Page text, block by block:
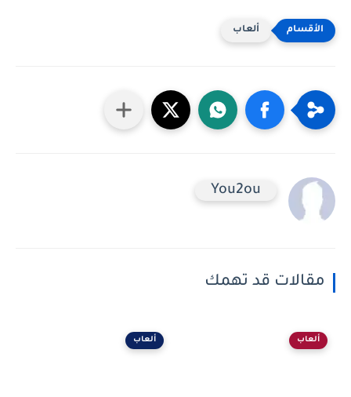
ألعاب
You2ou
مقالات قد تهمك
ألعاب ألعاب